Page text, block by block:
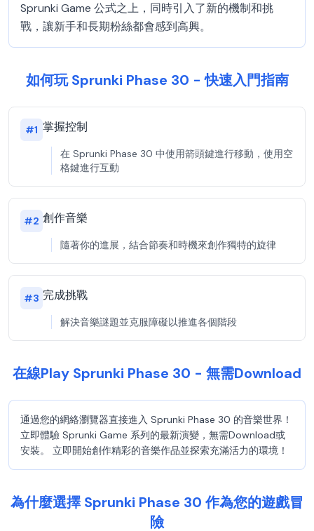
Sprunki Game 公式之上，同時引入了新的機制和挑
戰，讓新手和長期粉絲都會感到高興。
如何玩 Sprunki Phase 30 - 快速入門指南
#1 掌握控制
在 Sprunki Phase 30 中使用箭頭鍵進行移動，使用空
格鍵進行互動
#2 創作音樂
隨著你的進展，結合節奏和時機來創作獨特的旋律
#3 完成挑戰
解決音樂謎題並克服障礙以推進各個階段
在線Play Sprunki Phase 30 - 無需Download
通過您的網絡瀏覽器直接進入 Sprunki Phase 30 的音樂世界！
立即體驗 Sprunki Game 系列的最新演變，無需Download或
安裝。 立即開始創作精彩的音樂作品並探索充滿活力的環境！
為什麼選擇 Sprunki Phase 30 作為您的遊戲冒
險